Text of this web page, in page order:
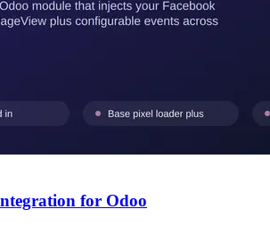
for Odoo